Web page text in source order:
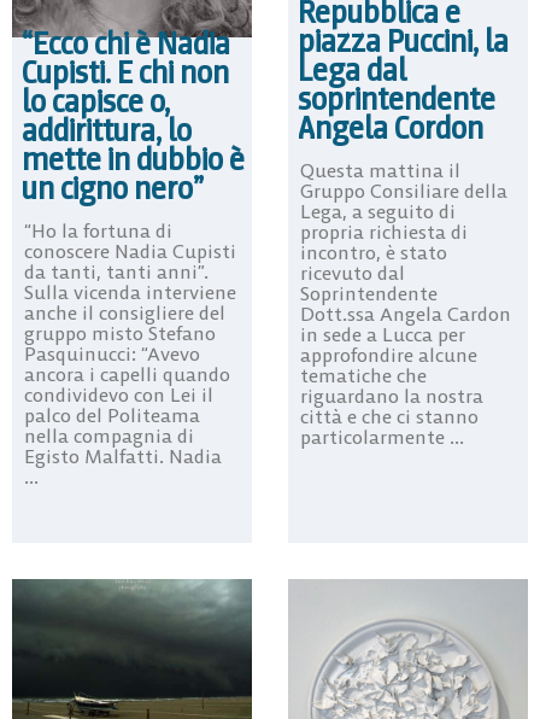
“Ecco chi è Nadia
Cupisti. E chi non
lo capisce o,
addirittura, lo
mette in dubbio è
un cigno nero”
“Ho la fortuna di
conoscere Nadia Cupisti
da tanti, tanti anni”.
Sulla vicenda interviene
anche il consigliere del
gruppo misto Stefano
Pasquinucci: “Avevo
ancora i capelli quando
condividevo con Lei il
palco del Politeama
nella compagnia di
Egisto Malfatti. Nadia
...
Repubblica e
piazza Puccini, la
Lega dal
soprintendente
Angela Cordon
Questa mattina il
Gruppo Consiliare della
Lega, a seguito di
propria richiesta di
incontro, è stato
ricevuto dal
Soprintendente
Dott.ssa Angela Cardon
in sede a Lucca per
approfondire alcune
tematiche che
riguardano la nostra
città e che ci stanno
particolarmente ...